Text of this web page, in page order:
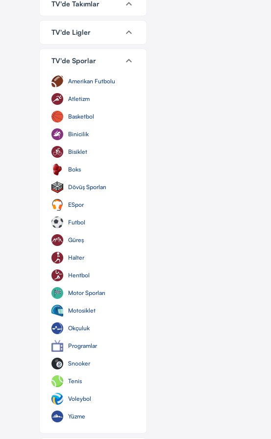
TV'de Takımlar keyboard_arrow_down
TV'de Ligler keyboard_arrow_down
TV'de Sporlar keyboard_arrow_down
Amerikan Futbolu
Atletizm
Basketbol
Binicilik
Bisiklet
Boks
Dövüş Sporları
ESpor
Futbol
Güreş
Halter
Hentbol
Motor Sporları
Motosiklet
Okçuluk
Programlar
Snooker
Tenis
Voleybol
Yüzme